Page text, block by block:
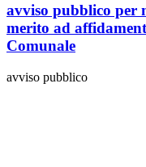
avviso pubblico per
merito ad
Comunale
avviso pubblico